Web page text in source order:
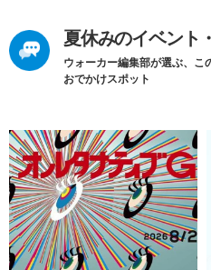
夏休みのイベント
ウォーカー編集部が選ぶ、こ
おでかけスポット